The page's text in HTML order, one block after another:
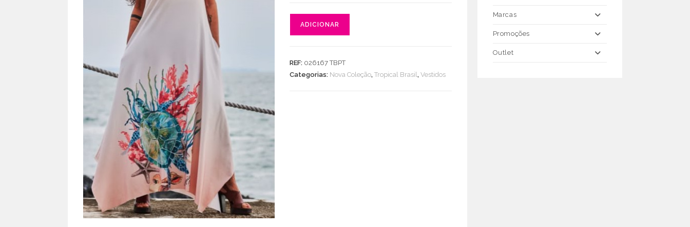
Premium
ADICIONAR
REF: 026167 TBPT
Categorias: Nova Coleção, Tropical Brasil, Vestidos
Marcas
Promoções
Outlet